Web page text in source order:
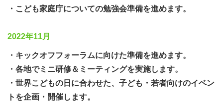
のためにお力添えください♪★★
私たちティンカーベルは、子どもたちや若い世代に寄り添
った活動を通して、皆さんの声を反映する取り組みを行っ
てきました。子どもたち・若い世代をバックアップできる
体制をつくろうと、子どもの権利条約を基にした活動を行
ったり、子ども・若い世代の声を反映するための政策提言
・こども家庭庁についての勉強会準備を進めます。
2022年11月
・キックオフフォーラムに向けた準備を進めます。
・各地でミニ研修＆ミーティングを実施します。
・世界こどもの日に合わせた、子ども・若者向けのイベン
トを企画・開催します。